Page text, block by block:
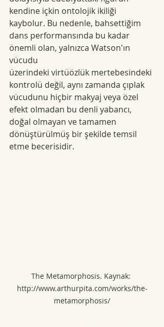
kendine içkin ontolojik ikiliği
kaybolur. Bu nedenle, bahsettiğim
dans performansında bu kadar
önemli olan, yalnızca Watson'ın
vücudu
üzerindeki virtüözlük mertebesindeki
kontrolü değil, aynı zamanda çıplak
vücudunu hiçbir makyaj veya özel
efekt olmadan bu denli yabancı,
doğal olmayan ve tamamen
dönüştürülmüş bir şekilde temsil
etme becerisidir.
The Metamorphosis. Kaynak:
http://www.arthurpita.com/works/the-
metamorphosis/